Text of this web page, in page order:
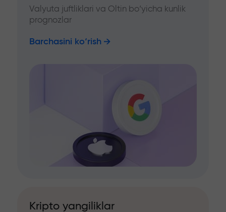
Valyuta juftliklari va Oltin bo‘yicha kunlik
prognozlar
Barchasini ko‘rish
Kripto yangiliklar